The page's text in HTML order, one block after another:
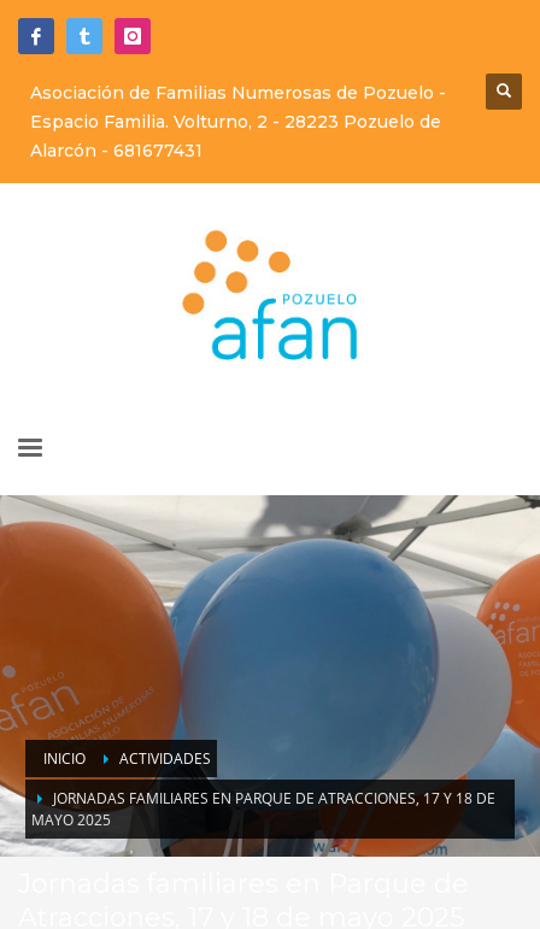
Asociación de Familias Numerosas de Pozuelo -
Espacio Familia. Volturno, 2 - 28223 Pozuelo de
Alarcón - 681677431
INICIO
ACTIVIDADES
JORNADAS FAMILIARES EN PARQUE DE ATRACCIONES, 17 Y 18 DE
MAYO 2025